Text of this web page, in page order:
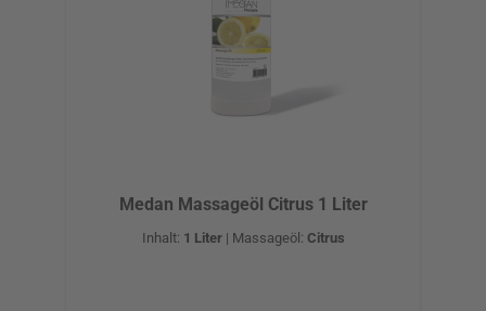
Medan Massageöl Citrus 1 Liter
Inhalt: 1 Liter | Massageöl: Citrus